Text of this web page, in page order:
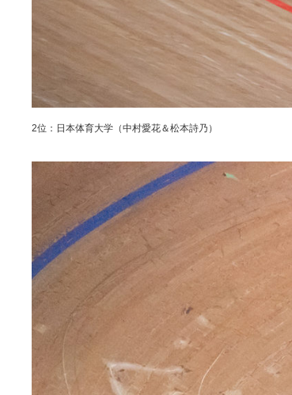
2位：日本体育大学（中村愛花＆松本詩乃）